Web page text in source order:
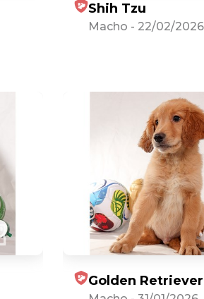
Shih Tzu
Macho - 22/02/2026
Golden Retriever